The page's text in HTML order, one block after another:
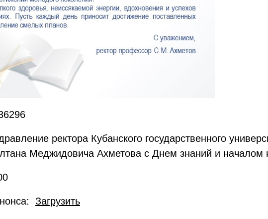
ректора Кубанского государственного
Меджидовича Ахметова с Днем знаний и началом
Загрузить